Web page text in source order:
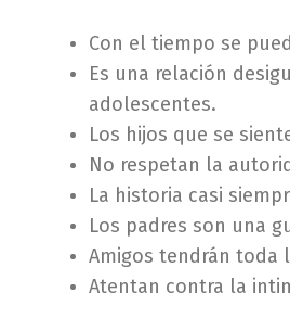
Con el tiempo se
Es una relación
adolescentes.
Los hijos que se
No respetan la
La historia casi
Los padres son una
Amigos tendrán toda
Atentan contra la